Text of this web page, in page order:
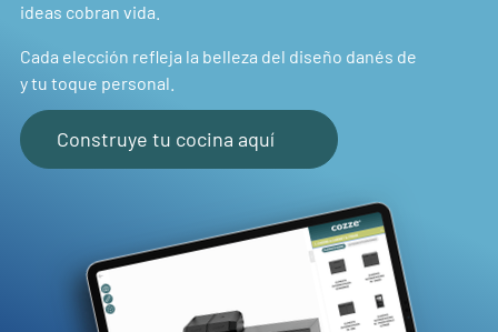
ideas cobran vida.
Cada elección refleja la belleza del diseño danés de
y tu toque personal.
Construye tu cocina aquí